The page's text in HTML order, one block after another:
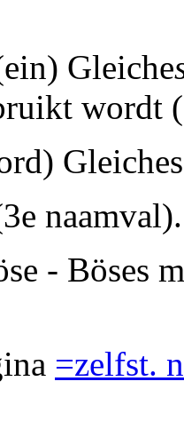
Gleiche
wordt
naamval).
- Böses
=zelfst.